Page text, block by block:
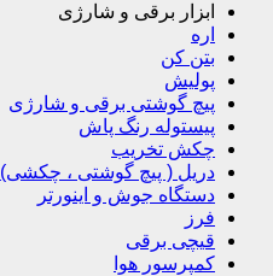
ابزار برقی و شارژی
اره
بتن کن
پولیش
پیچ گوشتی برقی و شارژی
پیستوله رنگ پاش
چکش تخریب
دریل ( پیچ گوشتی ، چکشی)
دستگاه جوش و اینورتر
فرز
قیچی برقی
کمپرسور هوا